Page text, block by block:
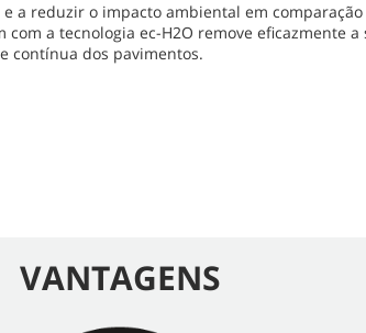
reduzir o impacto ambiental em
a tecnologia ec-H2O remove eficazmente
contínua dos pavimentos.
VANTAGENS